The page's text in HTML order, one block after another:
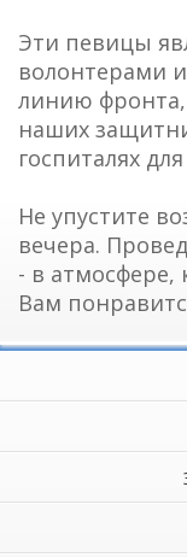
Эти певицы
волонтерами
линию
наших
госпиталях
Не упустите
вечера.
- в атмосфере,
Вам